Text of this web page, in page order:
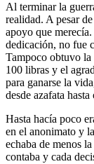
Al terminar la
realidad. A pesar
apoyo que
dedicación, no fue
Tampoco obtuvo
100 libras y el
para ganarse la
desde azafata hasta
Hasta hacía poco
en el anonimato y
echaba de menos
contaba y cada